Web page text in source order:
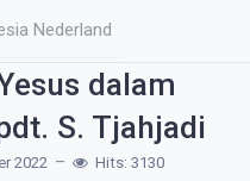
Nederland
dalam
S. Tjahjadi
2022 Hits: 3130